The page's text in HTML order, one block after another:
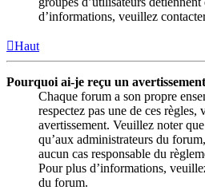
d’informations, veuillez
Haut
Pourquoi ai-je reçu un
Chaque forum a son propre
respectez pas une de ces règles,
avertissement. Veuillez noter
qu’aux administrateurs du
aucun cas responsable du
Pour plus d’informations,
du forum.